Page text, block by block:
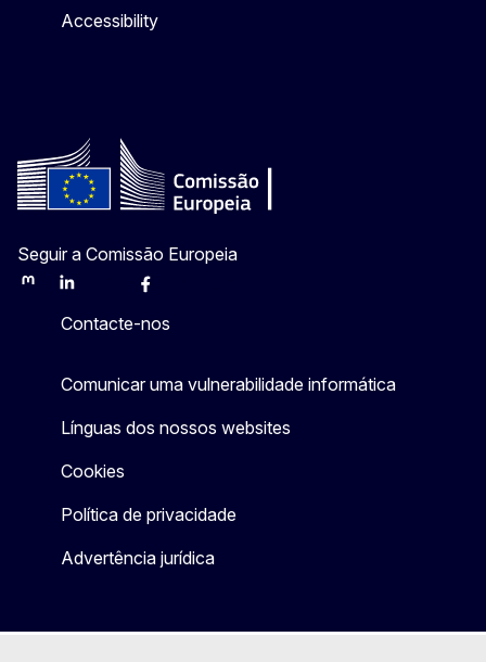
Accessibility
Seguir a Comissão Europeia
MastodonLinkedInBlueskyFacebook
Contacte-nos
Comunicar uma vulnerabilidade informática
Línguas dos nossos websites
Cookies
Política de privacidade
Advertência jurídica